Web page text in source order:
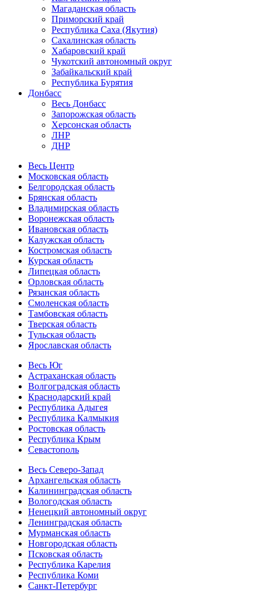
Магаданская область
Приморский край
Республика Саха (Якутия)
Сахалинская область
Хабаровский край
Чукотский автономный округ
Забайкальский край
Республика Бурятия
Донбасс
Весь Донбасс
Запорожская область
Херсонская область
ЛНР
ДНР
Весь Центр
Московская область
Белгородская область
Брянская область
Владимирская область
Воронежская область
Ивановская область
Калужская область
Костромская область
Курская область
Липецкая область
Орловская область
Рязанская область
Смоленская область
Тамбовская область
Тверская область
Тульская область
Ярославская область
Весь Юг
Астраханская область
Волгоградская область
Краснодарский край
Республика Адыгея
Республика Калмыкия
Ростовская область
Республика Крым
Севастополь
Весь Северо-Запад
Архангельская область
Калининградская область
Вологодская область
Ненецкий автономный округ
Ленинградская область
Мурманская область
Новгородская область
Псковская область
Республика Карелия
Республика Коми
Санкт-Петербург